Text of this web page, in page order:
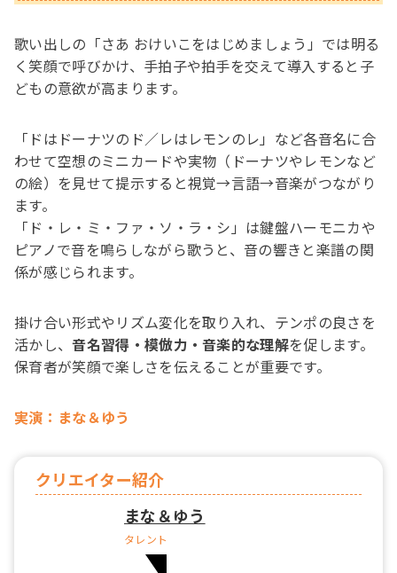
歌い出しの「さあ おけいこをはじめましょう」では明る
く笑顔で呼びかけ、手拍子や拍手を交えて導入すると子
どもの意欲が高まります。
「ドはドーナツのド／レはレモンのレ」など各音名に合
わせて空想のミニカードや実物（ドーナツやレモンなど
の絵）を見せて提示すると視覚→言語→音楽がつながり
ます。
「ド・レ・ミ・ファ・ソ・ラ・シ」は鍵盤ハーモニカや
ピアノで音を鳴らしながら歌うと、音の響きと楽譜の関
係が感じられます。
掛け合い形式やリズム変化を取り入れ、テンポの良さを
活かし、音名習得・模倣力・音楽的な理解を促します。
保育者が笑顔で楽しさを伝えることが重要です。
実演：まな＆ゆう
クリエイター紹介
まな＆ゆう
タレント